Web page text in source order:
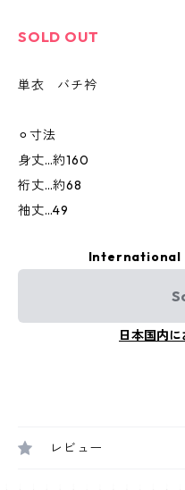
SOLD OUT
単衣 バチ衿
⚪︎寸法
身丈…約160
裄丈…約68
袖丈…49
International
日本国内
レビュー